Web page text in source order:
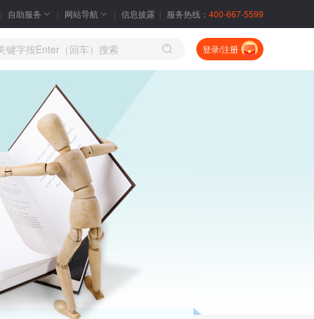
自助服务 网站导航 信息披露 服务热线： 400-667-5599
登录/注册